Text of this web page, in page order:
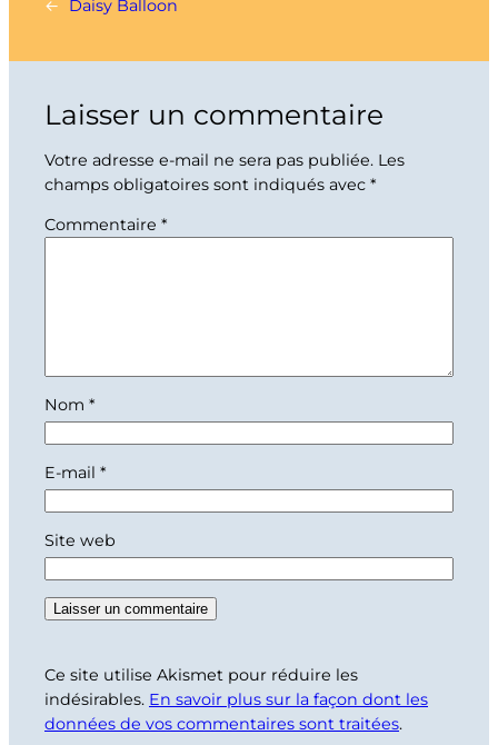
← Daisy Balloon
Laisser un commentaire
Votre adresse e-mail ne sera pas publiée. Les
champs obligatoires sont indiqués avec *
Commentaire *
Nom *
E-mail *
Site web
Ce site utilise Akismet pour réduire les
indésirables. En savoir plus sur la façon dont les
données de vos commentaires sont traitées.